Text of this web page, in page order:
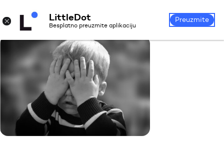
Prijava
× LittleDot
Besplatno preuzmite aplikaciju
Preuzmite